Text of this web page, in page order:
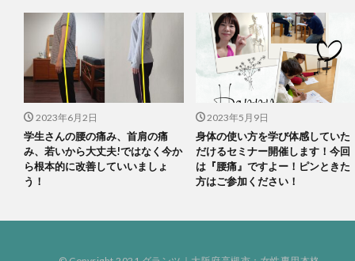
2023年6月2日
学生さんの腰の痛み、首肩の痛
み、若いから大丈夫!ではなく今か
ら根本的に改善していいましょ
う！
2023年5月9日
身体の使い方を学び体感していた
だけるセミナー開催します！今回
は『腰痛』ですよー！ピンときた
方はご参加ください！